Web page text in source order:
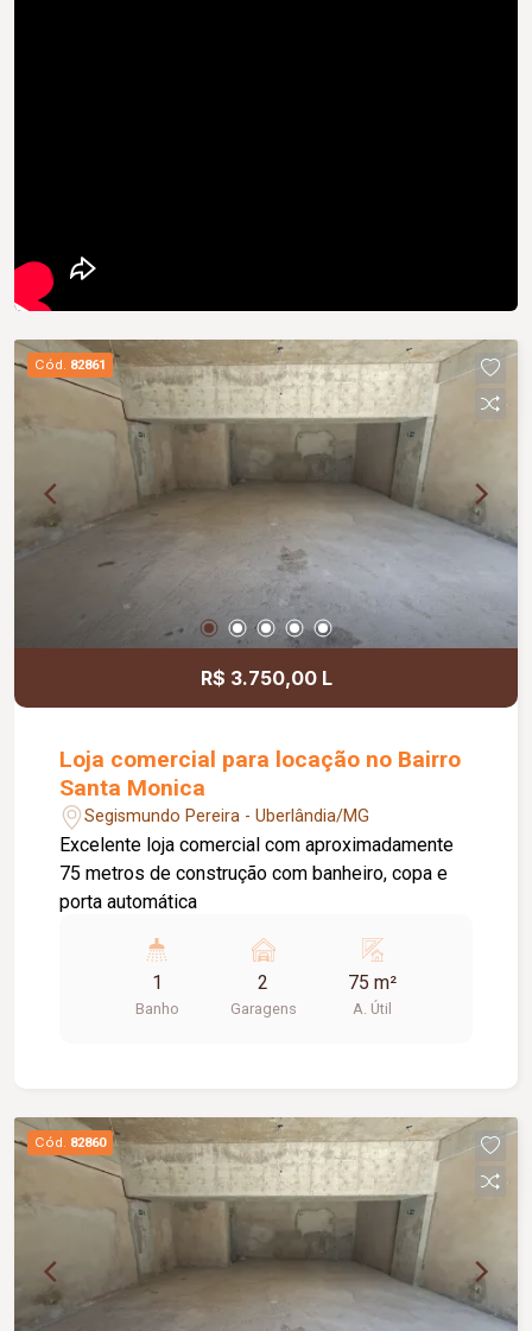
Cód. 82861
R$ 3.750,00 L
Loja comercial para locação no Bairro
Santa Monica
Segismundo Pereira - Uberlândia/MG
Excelente loja comercial com aproximadamente
75 metros de construção com banheiro, copa e
porta automática
1
Banho
2
Garagens
75 m²
A. Útil
Cód. 82860